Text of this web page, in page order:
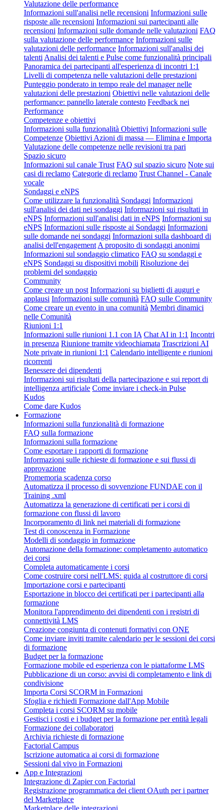
Valutazione delle performance
Informazioni sull'analisi nelle recensioni Informazioni sulle
risposte alle recensioni Informazioni sui partecipanti alle
recensioni Informazioni sulle domande nelle valutazioni FAQ
sulla valutazione delle performance Informazioni sulle
valutazioni delle performance Informazioni sull'analisi dei
talenti Analisi dei talenti e Pulse come funzionalità principali
Panoramica dei partecipanti all'esperienza di incontri 1:1
Livelli di competenza nelle valutazioni delle prestazioni
Punteggio ponderato in tempo reale del manager nelle
valutazioni delle prestazioni Obiettivi nelle valutazioni delle
performance: pannello laterale contesto Feedback nei
Performance
Competenze e obiettivi
Informazioni sulla funzionalità Obiettivi Informazioni sulle
Competenze Obiettivi Azioni di massa — Elimina e Importa
Valutazione delle competenze nelle revisioni tra pari
Spazio sicuro
Informazioni sul canale Trust FAQ sul spazio sicuro Note sui
casi di reclamo Categorie di reclamo Trust Channel - Canale
vocale
Sondaggi e eNPS
Come utilizzare la funzionalità Sondaggi Informazioni
sull'analisi dei dati nei sondaggi Informazioni sui risultati in
eNPS Informazioni sull'analisi dati in eNPS Informazioni su
eNPS Informazioni sulle risposte ai Sondaggi Informazioni
sulle domande nei sondaggi Informazioni sulla dashboard di
analisi dell'engagement A proposito di sondaggi anonimi
Informazioni sul sondaggio climatico FAQ su sondaggi e
eNPS Sondaggi su dispositivi mobili Risoluzione dei
problemi del sondaggio
Community
Come creare un post Informazioni su biglietti di auguri e
applausi Informazioni sulle comunità FAQ sulle Community
Come creare un evento in una comunità Membri dinamici
nelle Comunità
Riunioni 1:1
Informazioni sulle riunioni 1.1 con IA Chat AI in 1:1 Incontri
in presenza Riunione tramite videochiamata Trascrizioni AI
Note private in riunioni 1:1 Calendario intelligente e riunioni
ricorrenti
Benessere dei dipendenti
Informazioni sui risultati della partecipazione e sui report di
intelligenza artificiale Come inviare i check-in Pulse
Kudos
Come dare Kudos
Formazione
Informazioni sulla funzionalità di formazione
FAQ sulla formazione
Informazioni sulla formazione
Come esportare i rapporti di formazione
Informazioni sulle richieste di formazione e sui flussi di
approvazione
Promemoria scadenza corso
Automatizza il processo di sovvenzione FUNDAE con il
Training .xml
Automatizza la generazione di certificati per i corsi di
formazione con flussi di lavoro
Incorporamento di link nei materiali di formazione
Test di conoscenza in Formazione
Modelli di sondaggio in formazione
Automazione della formazione: completamento automatico
dei corsi
Completa automaticamente i corsi
Come costruire corsi nell'LMS: guida al costruttore di corsi
Importazione corsi e partecipanti
Esportazione in blocco dei certificati per i partecipanti alla
formazione
Monitora l'apprendimento dei dipendenti con i registri di
connettività LMS
Creazione congiunta di contenuti formativi con ONE
Come inviare inviti tramite calendario per le sessioni dei corsi
di formazione
Budget per la formazione
Formazione mobile ed esperienza con le piattaforme LMS
Pubblicazione di un corso: avvisi di completamento e link di
condivisione
Importa Corsi SCORM in Formazioni
Sfoglia e richiedi Formazione dall'App Mobile
Completa i corsi SCORM su mobile
Gestisci i costi e i budget per la formazione per entità legali
Formazione dei collaboratori
Archivia richieste di formazione
Factorial Campus
Iscrizione automatica ai corsi di formazione
Sessioni dal vivo in Formazioni
App e Integrazioni
Integrazione di Zapier con Factorial
Registrazione programmatica dei client OAuth per i partner
del Marketplace
Marketplace delle integrazioni